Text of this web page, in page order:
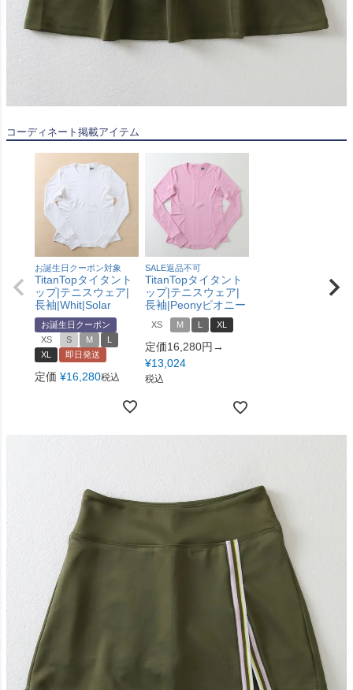
コーディネート掲載アイテム
お誕生日クーポン対象
TitanTopタイタント
ップ|テニスウェア|
長袖|Whit|Solar
お誕生日クーポン
XS
S M
L
XL
即日発送
定価 ¥16,280税込
SALE返品不可
TitanTopタイタント
ップ|テニスウェア|
長袖|Peonyピオニー
XS M L XL
定価16,280円→
¥13,024
税込